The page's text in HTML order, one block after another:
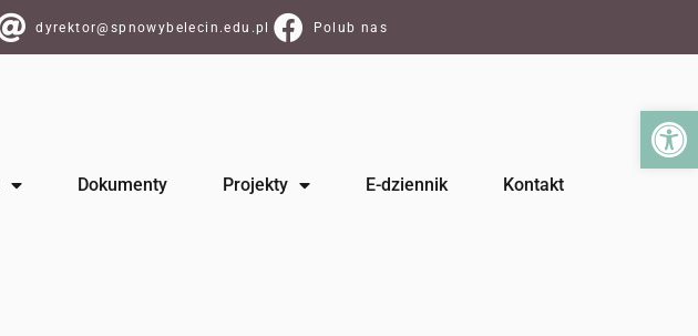
dyrektor@spnowybelecin.edu.pl Polub nas
Dokumenty Projekty E-dziennik Kontakt